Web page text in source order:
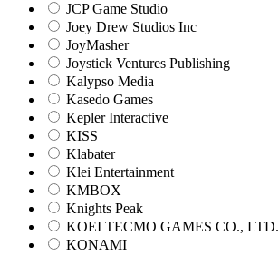
JCP Game Studio
Joey Drew Studios Inc
JoyMasher
Joystick Ventures Publishing
Kalypso Media
Kasedo Games
Kepler Interactive
KISS
Klabater
Klei Entertainment
KMBOX
Knights Peak
KOEI TECMO GAMES CO., LTD.
KONAMI